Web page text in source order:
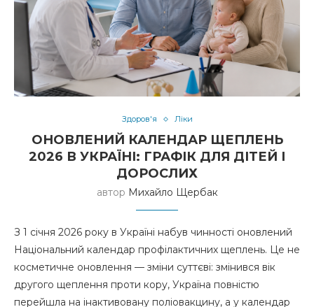
Здоров'я Ліки
ОНОВЛЕНИЙ КАЛЕНДАР ЩЕПЛЕНЬ
2026 В УКРАЇНІ: ГРАФІК ДЛЯ ДІТЕЙ І
ДОРОСЛИХ
автор Михайло Щербак
З 1 січня 2026 року в Україні набув чинності оновлений
Національний календар профілактичних щеплень. Це не
косметичне оновлення — зміни суттєві: змінився вік
другого щеплення проти кору, Україна повністю
перейшла на інактивовану поліовакцину, а у календар